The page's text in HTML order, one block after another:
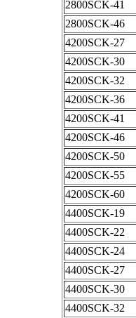
2800SCK-41
2800SCK-46
4200SCK-27
4200SCK-30
4200SCK-32
4200SCK-36
4200SCK-41
4200SCK-46
4200SCK-50
4200SCK-55
4200SCK-60
4400SCK-19
4400SCK-22
4400SCK-24
4400SCK-27
4400SCK-30
4400SCK-32